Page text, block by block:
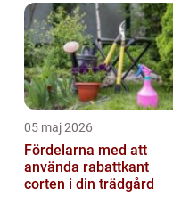
05 maj 2026
Fördelarna med att
använda rabattkant
corten i din trädgård